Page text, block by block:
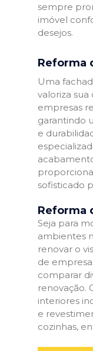
sempre
imóvel
desejos.
Reforma
Uma
valoriza sua
empresas
garantindo
e
sofisticado
Reforma
Seja para
ambientes
renovar o
de
comparar
renovação.
interiores
e
cozinhas,